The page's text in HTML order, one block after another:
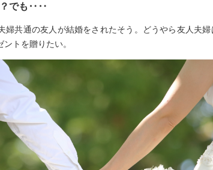
でも‥‥
婦共通の友人が結婚をされたそう。どうやら友人夫
トを贈りたい。